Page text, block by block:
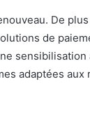
De plus
de
sensibilisation
adaptées